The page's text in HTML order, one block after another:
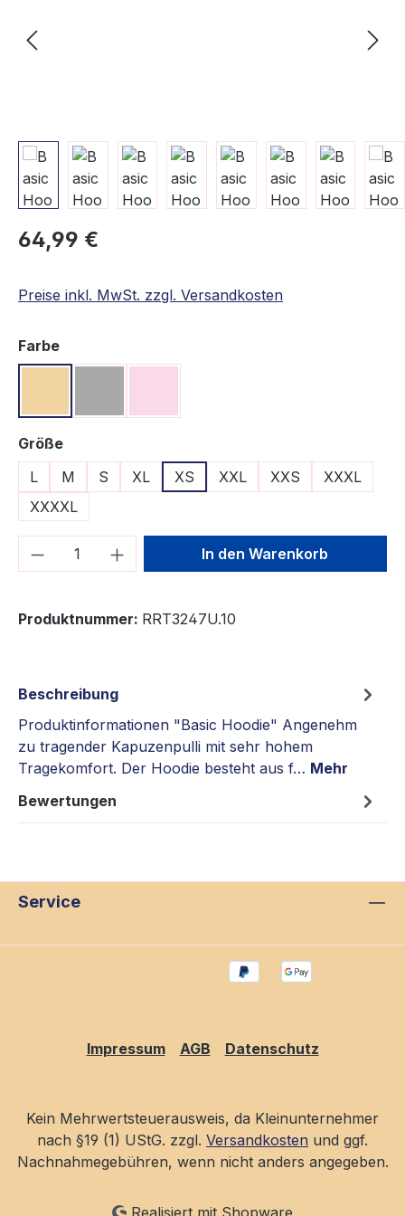
Regulärer Preis:
64,99 €
Preise inkl. MwSt. zzgl. Versandkosten
Farbeauswählen
Größeauswählen
L
M S XL XS XXL XXS
XXXL
XXXXL
Produkt Anzahl: Gib denIn den Warenkorb
Produktnummer: RRT3247U.10
Beschreibung
Produktinformationen "Basic Hoodie" Angenehm
zu tragender Kapuzenpulli mit sehr hohem
Tragekomfort. Der Hoodie besteht aus f… Mehr
Bewertungen
Service
Impressum AGB Datenschutz
Kein Mehrwertsteuerausweis, da Kleinunternehmer
nach §19 (1) UStG. zzgl. Versandkosten und ggf.
Nachnahmegebühren, wenn nicht anders angegeben.